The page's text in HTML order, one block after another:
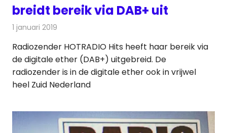
breidt bereik via DAB+ uit
1 januari 2019
Radiozender HOTRADIO Hits heeft haar bereik via
de digitale ether (DAB+) uitgebreid. De
radiozender is in de digitale ether ook in vrijwel
heel Zuid Nederland